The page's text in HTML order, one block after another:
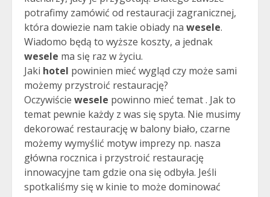
potrafimy zamówić od restauracji zagranicznej,
która dowiezie nam takie obiady na wesele.
Wiadomo będą to wyższe koszty, a jednak
wesele ma się raz w życiu.
Jaki hotel powinien mieć wygląd czy może sami
możemy przystroić restaurację?
Oczywiście wesele powinno mieć temat . Jak to
temat pewnie każdy z was się spyta. Nie musimy
dekorować restaurację w balony biało, czarne
możemy wymyślić motyw imprezy np. nasza
główna rocznica i przystroić restaurację
innowacyjne tam gdzie ona się odbyła. Jeśli
spotkaliśmy się w kinie to może dominować